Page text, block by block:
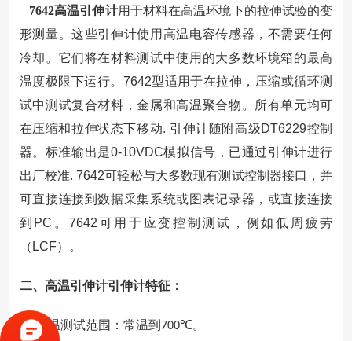
7642高温引伸计用于材料在高温环境下的拉伸试验的变
形测量。这些引伸计使用高温电容传感器，不需要任何
冷却。它们将在材料测试中使用的大多数环境箱的最高
温度极限下运行。 7642型适用于在拉伸，压缩或循环测
试中测试复合材料，金属和高温聚合物。所有单元均可
在压缩和拉伸状态下移动. 引伸计随附高级DT6229控制
器。标准输出是0-10VDC模拟信号，已通过引伸计进行
出厂校准. 7642可轻松与大多数现有测试控制器接口，并
可直接连接到数据采集系统或图表记录器，或直接连接
到 PC 。 7642 可用于应变控制测试，例如低周疲劳
（ LCF）。
二、高温引伸计引伸计特征：
2.1高温测试范围：常温到 700℃。